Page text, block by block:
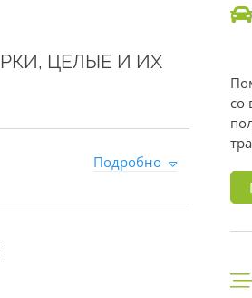
ЦЕЛЫЕ И ИХ
Подробно
со